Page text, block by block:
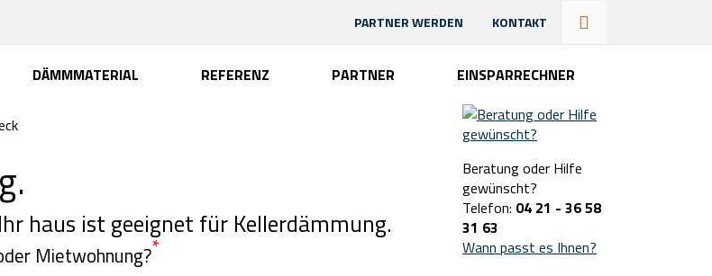
PARTNER WERDEN KONTAKT
DÄMMMATERIAL REFERENZ PARTNER EINSPARRECHNER
haus ist geeignet für Kellerdämmung.
Mietwohnung?*
Beratung oder Hilfe
gewünscht?
Telefon: 04 21 - 36 58
31 63
Wann passt es Ihnen?